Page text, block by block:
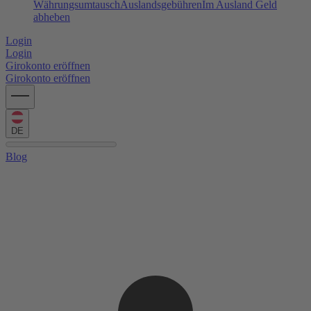
WährungsumtauschAuslandsgebührenIm Ausland Geld
abheben
Login
Login
Girokonto eröffnen
Girokonto eröffnen
DE
Blog